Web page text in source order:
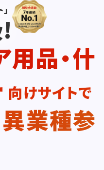
用品・什
向けサイトで
業種参